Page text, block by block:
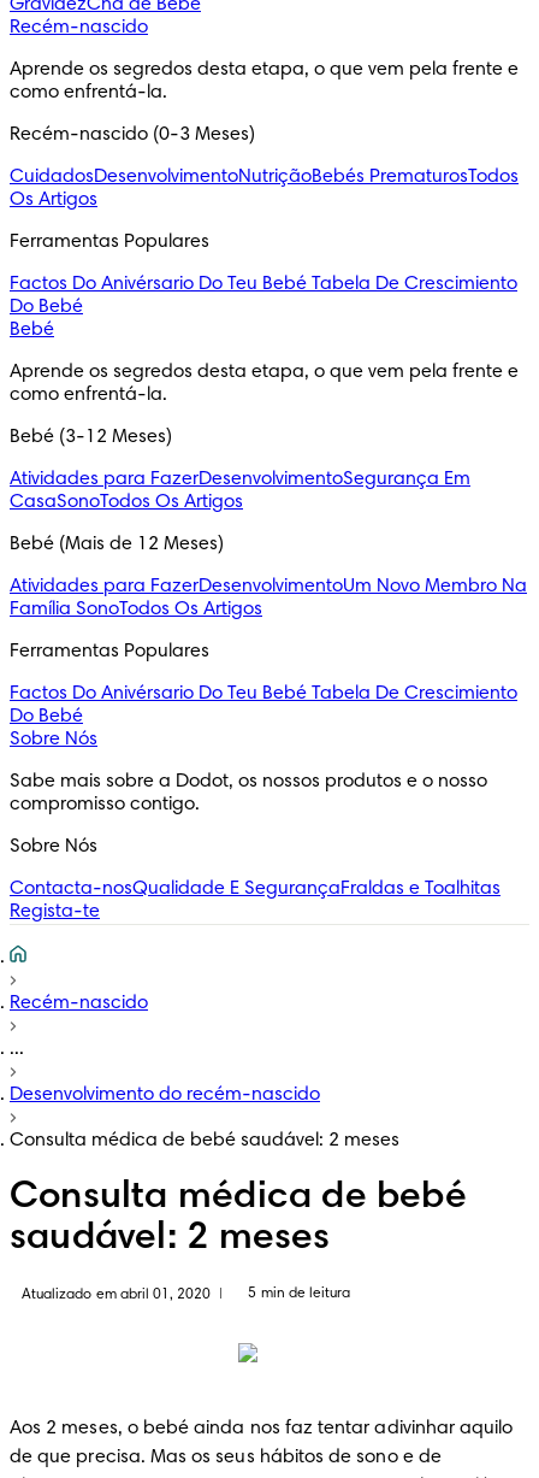
GravidezChá de Bebé
Recém-nascido
Aprende os segredos desta etapa, o que vem pela frente e
como enfrentá-la.
Recém-nascido (0-3 Meses)
CuidadosDesenvolvimentoNutriçãoBebés PrematurosTodos
Os Artigos
Ferramentas Populares
Factos Do Anivérsario Do Teu Bebé Tabela De Crescimiento
Do Bebé
Bebé
Aprende os segredos desta etapa, o que vem pela frente e
como enfrentá-la.
Bebé (3-12 Meses)
Atividades para FazerDesenvolvimentoSegurança Em
CasaSonoTodos Os Artigos
Bebé (Mais de 12 Meses)
Atividades para FazerDesenvolvimentoUm Novo Membro Na
Família SonoTodos Os Artigos
Ferramentas Populares
Factos Do Anivérsario Do Teu Bebé Tabela De Crescimiento
Do Bebé
Sobre Nós
Sabe mais sobre a Dodot, os nossos produtos e o nosso
compromisso contigo.
Sobre Nós
Contacta-nosQualidade E SegurançaFraldas e Toalhitas
Regista-te
Recém-nascido
...
Desenvolvimento do recém-nascido
Consulta médica de bebé saudável: 2 meses
Consulta médica de bebé
saudável: 2 meses
Atualizado em abril 01, 2020 5 min de leitura
Aos 2 meses, o bebé ainda nos faz tentar adivinhar aquilo
de que precisa. Mas os seus hábitos de sono e de